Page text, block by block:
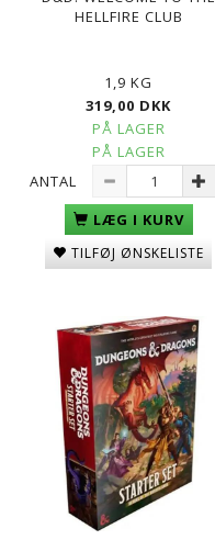
HELLFIRE CLUB
1,9 KG
319,00 DKK
PÅ LAGER
PÅ LAGER
ANTAL
LÆG I KURV
TILFØJ ØNSKELISTE